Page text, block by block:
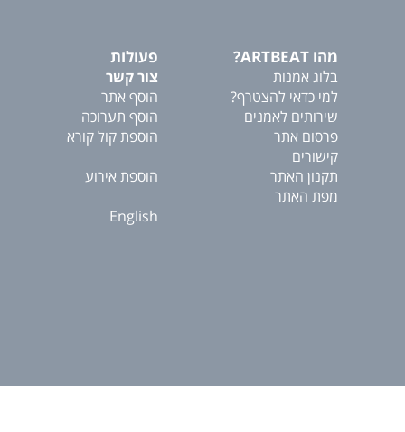
מהו ARTBEAT?
בלוג אמנות
למי כדאי להצטרף?
שירותים לאמנים
פרסום אתר
קישורים
תקנון האתר
מפת האתר
פעולות
צור קשר
הוסף אתר
הוסף תערוכה
הוספת קול קורא
הוספת אירוע
English